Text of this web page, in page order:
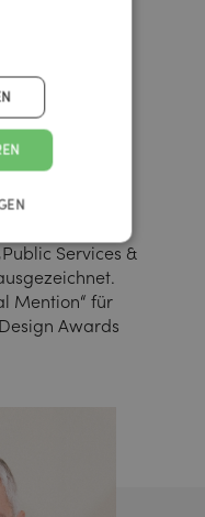
mit dem
Services &
Mention“ für
Awards